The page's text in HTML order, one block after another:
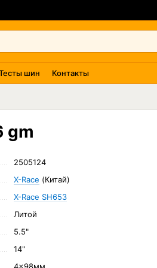
шин Контакты
gm
2505124
X-Race (Китай)
X-Race SH653
Литой
5.5"
14"